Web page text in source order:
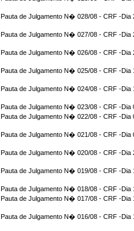
Pauta de Julgamento N� 028/08 - CRF -Dia
Pauta de Julgamento N� 027/08 - CRF -Dia
Pauta de Julgamento N� 026/08 - CRF -Dia
Pauta de Julgamento N� 025/08 - CRF -Dia
Pauta de Julgamento N� 024/08 - CRF -Dia
Pauta de Julgamento N� 023/08 - CRF -Dia
Pauta de Julgamento N� 022/08 - CRF -Dia
Pauta de Julgamento N� 021/08 - CRF -Dia
Pauta de Julgamento N� 020/08 - CRF -Dia
Pauta de Julgamento N� 019/08 - CRF -Dia
Pauta de Julgamento N� 018/08 - CRF -Dia
Pauta de Julgamento N� 017/08 - CRF -Dia
Pauta de Julgamento N� 016/08 - CRF -Dia